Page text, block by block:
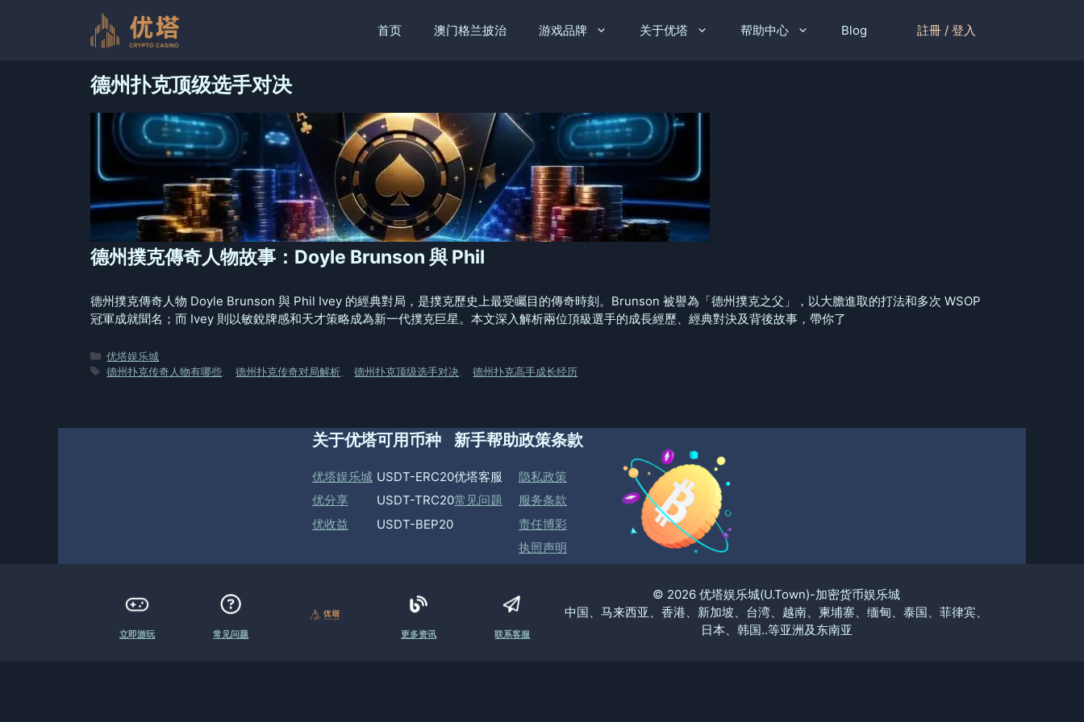
首页 澳门格兰披治 游戏品牌 关于优塔 帮助中心 Blog 註冊 / 登入
德州扑克顶级选手对决
德州撲克傳奇人物故事：Doyle Brunson 與 Phil
德州撲克傳奇人物 Doyle Brunson 與 Phil Ivey 的經典對局，是撲克歷史上最受矚目的傳奇時刻。Brunson 被譽為「德州撲克之父」，以大膽進取的打法和多次 WSOP
冠軍成就聞名；而 Ivey 則以敏銳牌感和天才策略成為新一代撲克巨星。本文深入解析兩位頂級選手的成長經歷、經典對決及背後故事，帶你了
分
类
优塔娱乐城
标
德州扑克传奇人物有哪些 、德州扑克传奇对局解析 、德州扑克顶级选手对决 、德州扑克高手成长经历
关于优塔
优塔娱乐城
优分享
优收益
可用币种
USDT-ERC20
USDT-TRC20
USDT-BEP20
新手帮助
优塔客服
常见问题
政策条款
隐私政策
服务条款
责任博彩
执照声明
立即游玩 常见问题 更多资讯 联系客服
© 2026 优塔娱乐城(U.Town)-加密货币娱乐城
中国、马来西亚、香港、新加坡、台湾、越南、柬埔寨、缅甸、泰国、菲律宾、
日本、韩国..等亚洲及东南亚